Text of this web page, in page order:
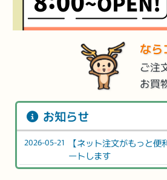
なら
ご注
お買
お知らせ
2026-05-21
【ネット注文がもっと
ートします